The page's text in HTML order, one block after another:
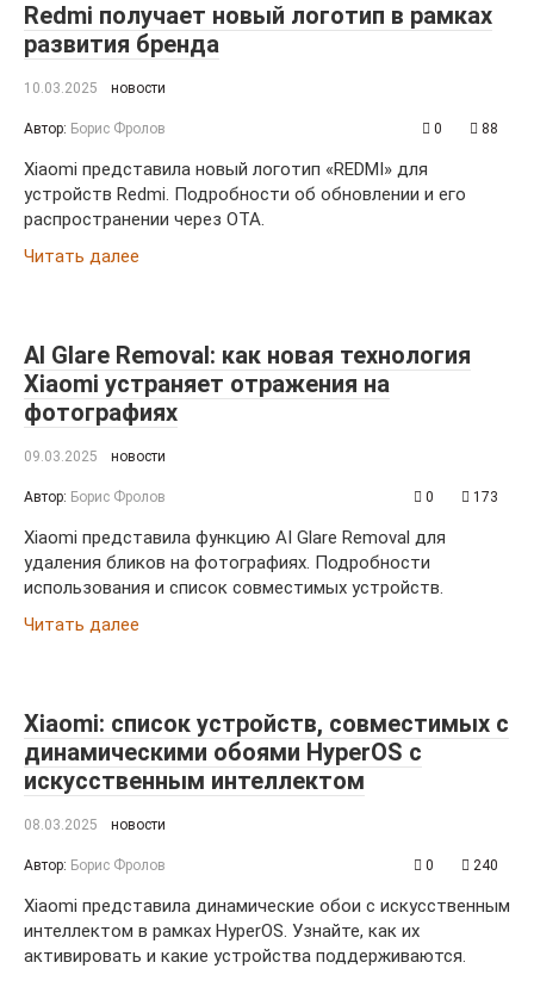
Redmi получает новый логотип в рамках
развития бренда
10.03.2025 новости
Автор: Борис Фролов 0 88
Xiaomi представила новый логотип «REDMI» для
устройств Redmi. Подробности об обновлении и его
распространении через OTA.
Читать далее
AI Glare Removal: как новая технология
Xiaomi устраняет отражения на
фотографиях
09.03.2025 новости
Автор: Борис Фролов 0 173
Xiaomi представила функцию AI Glare Removal для
удаления бликов на фотографиях. Подробности
использования и список совместимых устройств.
Читать далее
Xiaomi: список устройств, совместимых с
динамическими обоями HyperOS с
искусственным интеллектом
08.03.2025 новости
Автор: Борис Фролов 0 240
Xiaomi представила динамические обои с искусственным
интеллектом в рамках HyperOS. Узнайте, как их
активировать и какие устройства поддерживаются.